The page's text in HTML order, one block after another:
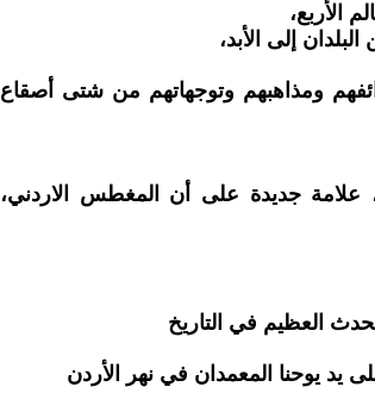
الأربع،
إلى الأبد،
ومذاهبهم وتوجهاتهم من شتى أصقاع
علامة جديدة على أن المغطس الاردني،
العظيم في التاريخ
يد يوحنا المعمدان في نهر الأردن